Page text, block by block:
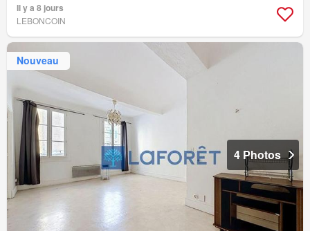
Il y a 8 jours
LEBONCOIN
Nouveau
4 Photos